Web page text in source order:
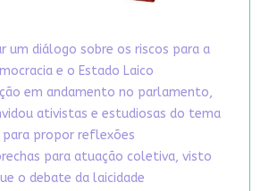
um diálogo sobre os riscos para a
e o Estado Laico
em andamento no parlamento,
ativistas e estudiosas do tema
para propor reflexões
para atuação coletiva, visto
o debate da laicidade